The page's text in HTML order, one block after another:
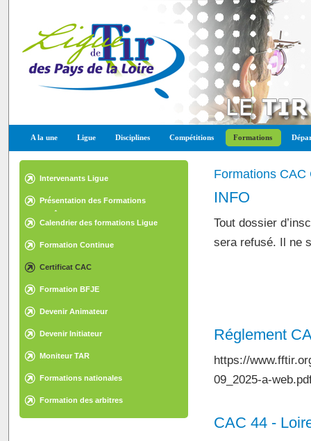
A la une Ligue Disciplines Compétitions Formations
Intervenants Ligue
Présentation des Formations
diplômantes
Calendrier des formations Ligue
Formation Continue
Certificat CAC
Formation BFJE
Devenir Animateur
Devenir Initiateur
Moniteur TAR
Formations nationales
Formation des arbitres
Formations CAC
INFO
Tout dossier
sera refusé. Il ne
Réglement
https://
09_2025-a-
CAC 44 -